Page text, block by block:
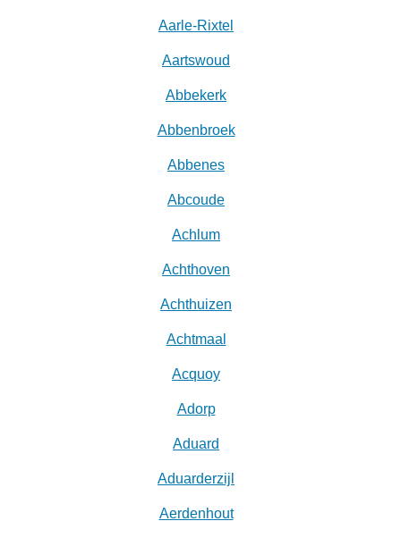
Aarle-Rixtel
Aartswoud
Abbekerk
Abbenbroek
Abbenes
Abcoude
Achlum
Achthoven
Achthuizen
Achtmaal
Acquoy
Adorp
Aduard
Aduarderzijl
Aerdenhout